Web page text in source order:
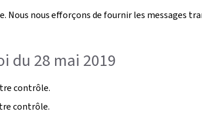
nous efforçons de fournir les messages
du 28 mai 2019
contrôle.
contrôle.